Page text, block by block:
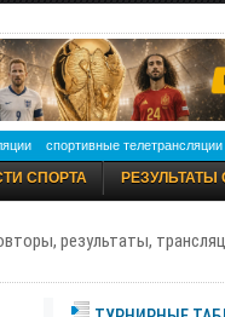
спортивные телетрансляции
СПОРТА РЕЗУЛЬТАТЫ
результаты,